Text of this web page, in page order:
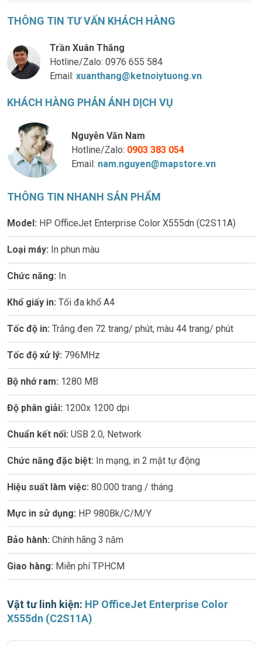
THÔNG TIN TƯ VẤN KHÁCH HÀNG
Trần Xuân Thăng
Hotline/Zalo:0976 655 584
Email:xuanthang@ketnoiytuong.vn
KHÁCH HÀNG PHẢN ÁNH DỊCH VỤ
Nguyễn Văn Nam
Hotline/Zalo: 0903 383 054
Email: nam.nguyen@mapstore.vn
THÔNG TIN NHANH SẢN PHẨM
Model: HP OfficeJet Enterprise Color X555dn (C2S11A)
Loại máy: In phun màu
Chức năng: In
Khổ giấy in: Tối đa khổ A4
Tốc độ in: Trắng đen 72 trang/ phút, màu 44 trang/ phút
Tốc độ xử lý: 796MHz
Bộ nhớ ram: 1280 MB
Độ phân giải: 1200x 1200 dpi
Chuẩn kết nối: USB 2.0, Network
Chức năng đặc biệt: In mạng, in 2 mặt tự động
Hiệu suất làm việc: 80.000 trang / tháng
Mực in sử dụng: HP 980Bk/C/M/Y
Bảo hành: Chính hãng 3 năm
Giao hàng: Miễn phí TPHCM
Vật tư linh kiện: HP OfficeJet Enterprise Color
X555dn (C2S11A)